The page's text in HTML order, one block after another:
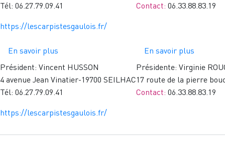
Tél: 06.27.79.09.41
https://lescarpistesgaulois.fr/
En savoir plus
PÊCHE
Président: Vincent HUSSON
4 avenue Jean Vinatier-19700 SEILHAC
Tél: 06.27.79.09.41
https://lescarpistesgaulois.fr/
Contact: 06.33.88.83.19
En savoir plus
SPORTS
LOISIRS
Présidente: Virginie
17 route de la pierre
Contact: 06.33.88.83.19